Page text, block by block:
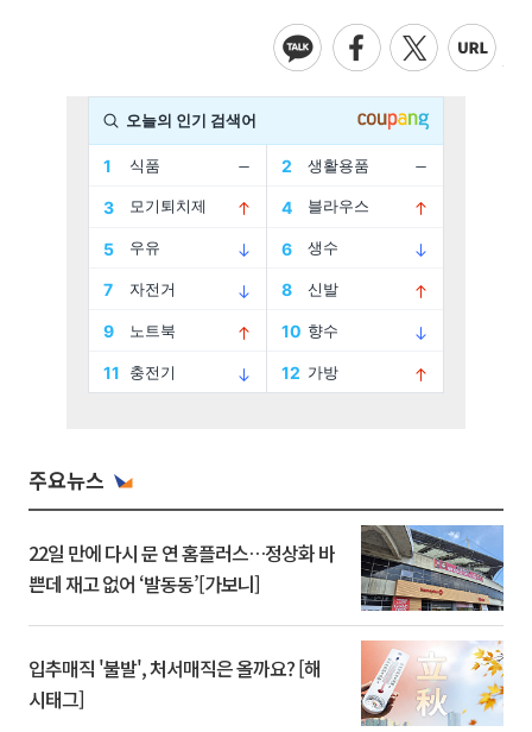
주요뉴스
22일 만에 다시 문 연 홈플러스…정상화 바
쁜데 재고 없어 ‘발동동’[가보니]
입추매직 '불발', 처서매직은 올까요? [해
시태그]